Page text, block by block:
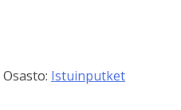
Osasto: Istuinputket